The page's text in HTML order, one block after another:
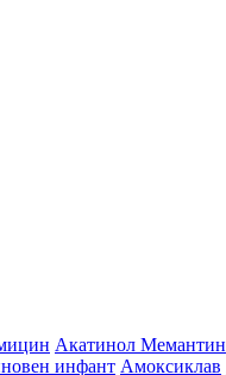
Акатинол Мемантин
инфант Амоксиклав